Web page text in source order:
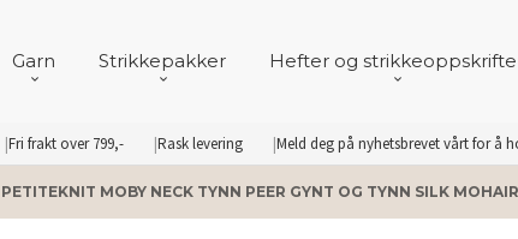
Fri frakt over 799,- Rask levering Meld deg på nyhetsbrevet vårt for å
Garn Strikkepakker Hefter og
PETITEKNIT MOBY NECK TYNN PEER GYNT OG TYNN SILK